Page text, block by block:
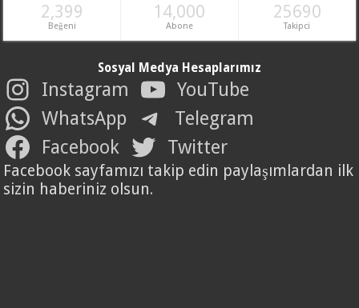
2,399
Beğeni
14,000
Abone
25690
Takipci
Sosyal Medya Hesaplarımız
Instagram
YouTube
WhatsApp
Telegram
Facebook
Twitter
Facebook sayfamızı takip edin paylaşımlardan ilk
sizin haberiniz olsun.